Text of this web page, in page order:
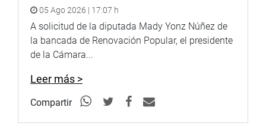
05 Ago 2026 | 17:07 h
A solicitud de la diputada Mady Yonz Núñez de
la bancada de Renovación Popular, el presidente
de la Cámara...
Leer más >
Compartir